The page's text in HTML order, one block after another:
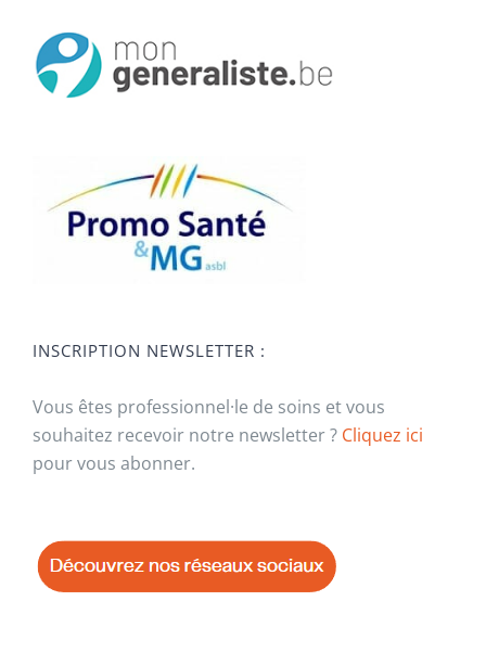
INSCRIPTION NEWSLETTER :
Vous êtes professionnel·le de soins et vous
souhaitez recevoir notre newsletter ? Cliquez ici
pour vous abonner.